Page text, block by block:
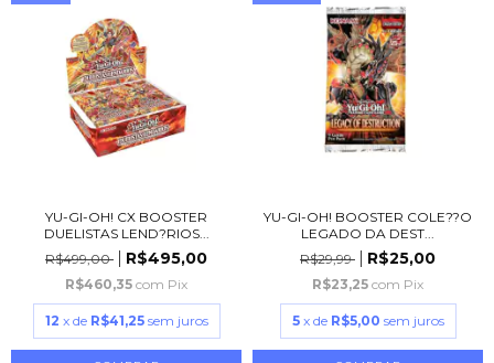
YU-GI-OH! CX BOOSTER
DUELISTAS LEND?RIOS...
R$499,00
R$495,00
R$460,35 com Pix
12 x de R$41,25 sem juros
YU-GI-OH! BOOSTER COLE??O
LEGADO DA DEST...
R$29,99
R$25,00
R$23,25 com Pix
5 x de R$5,00 sem juros